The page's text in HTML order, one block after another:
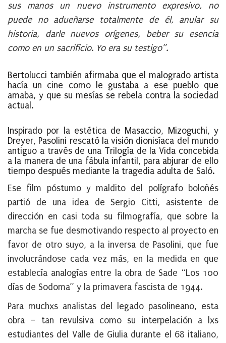
sus manos un nuevo instrumento expresivo, no
puede no adueñarse totalmente de él, anular su
historia, darle nuevos orígenes, beber su esencia
como en un sacrificio. Yo era su testigo”.
Bertolucci también afirmaba que el malogrado artista
hacía un cine como le gustaba a ese pueblo que
amaba, y que su mesías se rebela contra la sociedad
actual.
Inspirado por la estética de Masaccio, Mizoguchi, y
Dreyer, Pasolini rescató la visión dionisíaca del mundo
antiguo a través de una Trilogía de la Vida concebida
a la manera de una fábula infantil, para abjurar de ello
tiempo después mediante la tragedia adulta de Saló.
Ese film póstumo y maldito del polígrafo boloñés
partió de una idea deSergio Citti, asistente de
dirección en casi toda su filmografía, que sobre la
marcha se fue desmotivando respecto al proyecto en
favor de otro suyo, a la inversa de Pasolini, que fue
involucrándose cada vez más, en la medida en que
establecía analogías entre la obra de Sade “Los 100
días de Sodoma” y la primavera fascista de 1944.
Para muchxs analistas del legado pasolineano, esta
obra – tan revulsiva como su interpelación a lxs
estudiantes del Valle de Giulia durante el 68 italiano,